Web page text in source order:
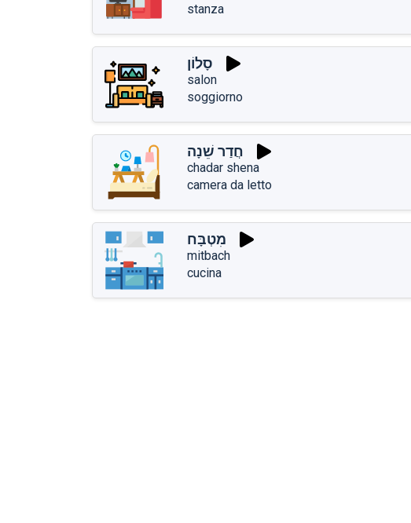
stanza
סָלוֹן
salon
soggiorno
חֲדַר שֵׁנָה
chadar shena
camera da letto
מִטְבָּח
mitbach
cucina